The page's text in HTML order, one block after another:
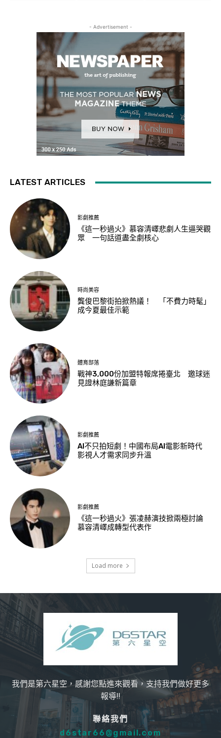
- Advertisement -
LATEST ARTICLES
影劇推薦
《這一秒過火》慕容清嶧悲劇人生逼哭觀
眾 一句話道盡全劇核心
時尚美容
龔俊巴黎街拍掀熱議！ 「不費力時髦」
成今夏最佳示範
體育部落
戰神3,000份加盟特報席捲臺北 邀球迷
見證林庭謙新篇章
影劇推薦
AI不只拍短劇！中國布局AI電影新時代
影視人才需求同步升溫
影劇推薦
《這一秒過火》張凌赫演技掀兩極討論
慕容清嶧成轉型代表作
Load more
我們是第六星空，感謝您點進來觀看，支持我們做好更多
報導!!
聯絡我們
d6star66@gmail.com